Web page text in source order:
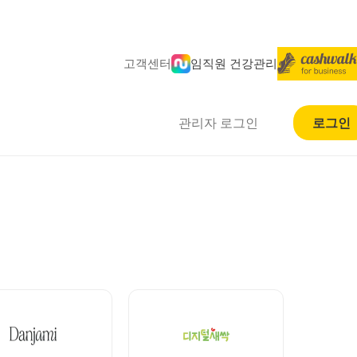
고객센터 임직원 건강관리
관리자 로그인 로그인